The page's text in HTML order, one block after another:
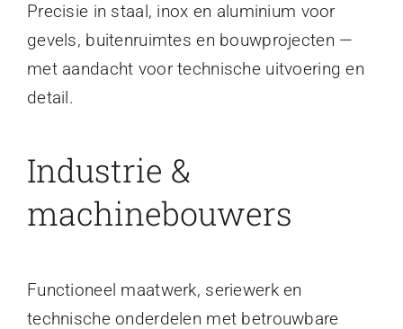
Precisie in staal, inox en aluminium voor
gevels, buitenruimtes en bouwprojecten —
met aandacht voor technische uitvoering en
detail.
Industrie &
machinebouwers
Functioneel maatwerk, seriewerk en
technische onderdelen met betrouwbare